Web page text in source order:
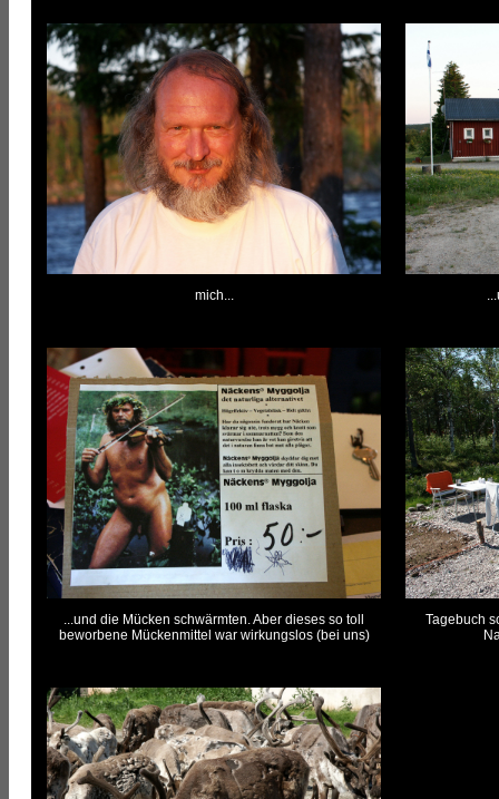
mich...
...und die Mücken schwärmten. Aber dieses so toll
beworbene Mückenmittel war wirkungslos (bei uns)
Tagebuch